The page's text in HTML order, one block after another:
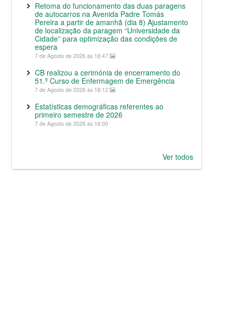
Retoma do funcionamento das duas paragens
de autocarros na Avenida Padre Tomás
Pereira a partir de amanhã (dia 8) Ajustamento
de localização da paragem “Universidade da
Cidade” para optimização das condições de
espera
7 de Agosto de 2026 às 18:47
CB realizou a cerimónia de encerramento do
51.º Curso de Enfermagem de Emergência
7 de Agosto de 2026 às 18:12
Estatísticas demográficas referentes ao
primeiro semestre de 2026
7 de Agosto de 2026 às 16:00
Ver todos